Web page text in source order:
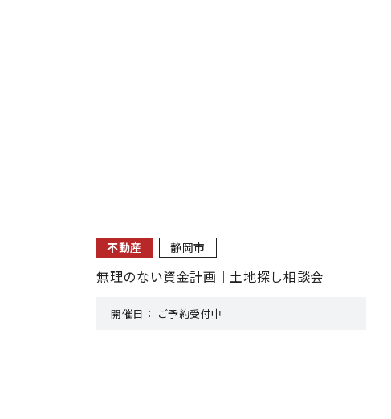
不動産 静岡市
無理のない資金計画｜土地探し相談会
開催日： ご予約受付中